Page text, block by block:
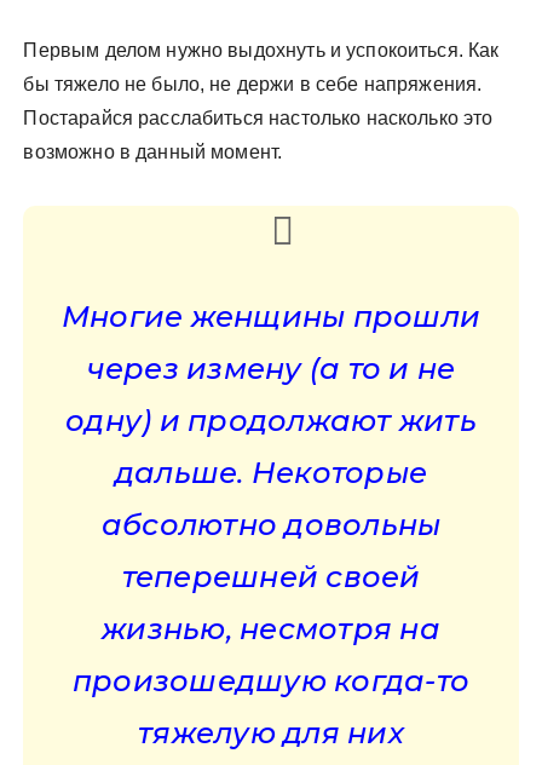
Первым делом нужно выдохнуть и успокоиться. Как
бы тяжело не было, не держи в себе напряжения.
Постарайся расслабиться настолько насколько это
возможно в данный момент.
Многие женщины прошли
через измену (а то и не
одну) и продолжают жить
дальше. Некоторые
абсолютно довольны
теперешней своей
жизнью, несмотря на
произошедшую когда-то
тяжелую для них